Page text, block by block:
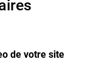
de votre site